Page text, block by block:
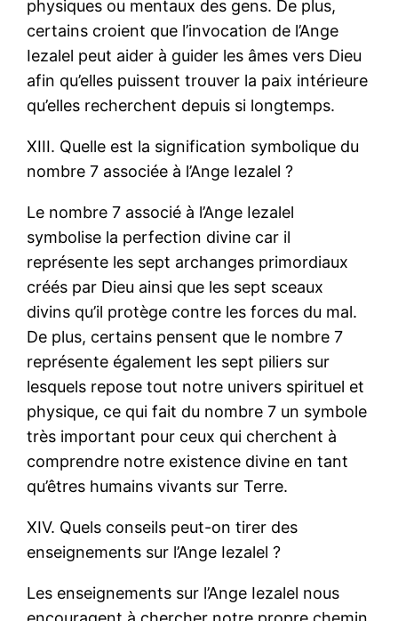
physiques ou mentaux des gens. De plus,
certains croient que l’invocation de l’Ange
Iezalel peut aider à guider les âmes vers Dieu
afin qu’elles puissent trouver la paix intérieure
qu’elles recherchent depuis si longtemps.
XIII. Quelle est la signification symbolique du
nombre 7 associée à l’Ange Iezalel ?
Le nombre 7 associé à l’Ange Iezalel
symbolise la perfection divine car il
représente les sept archanges primordiaux
créés par Dieu ainsi que les sept sceaux
divins qu’il protège contre les forces du mal.
De plus, certains pensent que le nombre 7
représente également les sept piliers sur
lesquels repose tout notre univers spirituel et
physique, ce qui fait du nombre 7 un symbole
très important pour ceux qui cherchent à
comprendre notre existence divine en tant
qu’êtres humains vivants sur Terre.
XIV. Quels conseils peut-on tirer des
enseignements sur l’Ange Iezalel ?
Les enseignements sur l’Ange Iezalel nous